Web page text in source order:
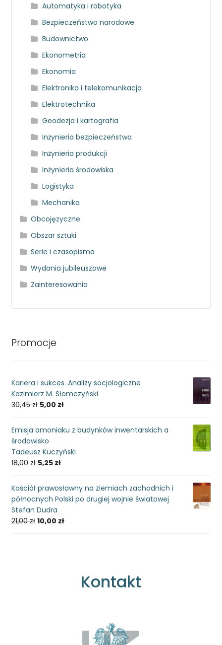
Automatyka i robotyka
Bezpieczeństwo narodowe
Budownictwo
Ekonometria
Ekonomia
Elektronika i telekomunikacja
Elektrotechnika
Geodezja i kartografia
Inżynieria bezpieczeństwa
Inżynieria produkcji
Inżynieria środowiska
Logistyka
Mechanika
Obcojęzyczne
Obszar sztuki
Serie i czasopisma
Wydania jubileuszowe
Zainteresowania
Promocje
Kariera i sukces. Analizy socjologiczne
Kazimierz M. Słomczyński
30,45zł 5,00 zł
Emisja amoniaku z budynków inwentarskich a
środowisko
Tadeusz Kuczyński
18,00zł 5,25 zł
Kościół prawosławny na ziemiach zachodnich i
północnych Polski po drugiej wojnie światowej
Stefan Dudra
21,00zł 10,00 zł
Kontakt